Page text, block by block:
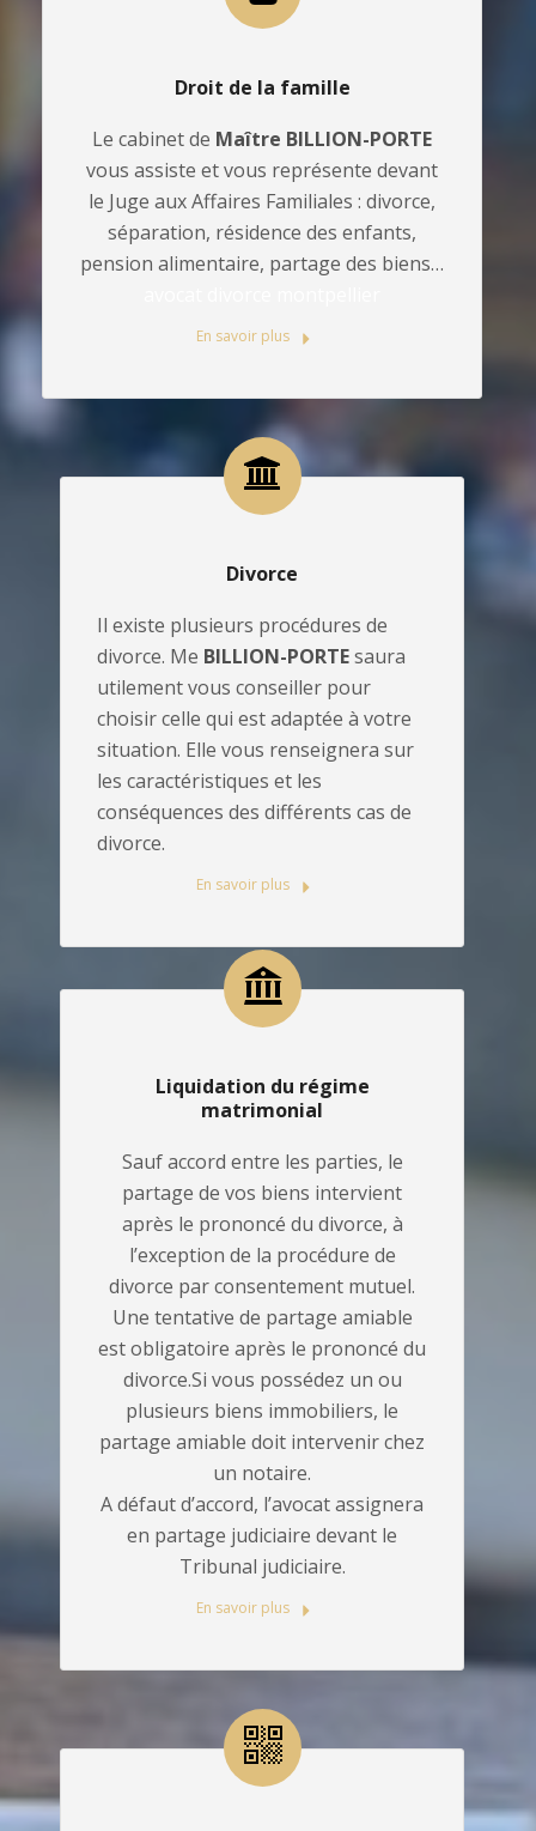
Droit de la famille
Le cabinet de Maître BILLION-PORTE
vous assiste et vous représente devant
le Juge aux Affaires Familiales : divorce,
séparation, résidence des enfants,
pension alimentaire, partage des biens…
En savoir plus
Divorce
Il existe plusieurs procédures de
divorce. Me BILLION-PORTEsaura
utilement vous conseiller pour
choisir celle qui est adaptée à votre
situation. Elle vous renseignera sur
les caractéristiques et les
conséquences des différents cas de
divorce.
En savoir plus
Liquidation du régime
matrimonial
Sauf accord entre les parties, le
partage de vos biens intervient
après le prononcé du divorce, à
l’exception de la procédure de
divorce par consentement mutuel.
Une tentative de partage amiable
est obligatoire après le prononcé du
divorce.Si vous possédez un ou
plusieurs biens immobiliers, le
partage amiable doit intervenir chez
un notaire.
A défaut d’accord, l’avocat assignera
en partage judiciaire devant le
Tribunal judiciaire.
En savoir plus